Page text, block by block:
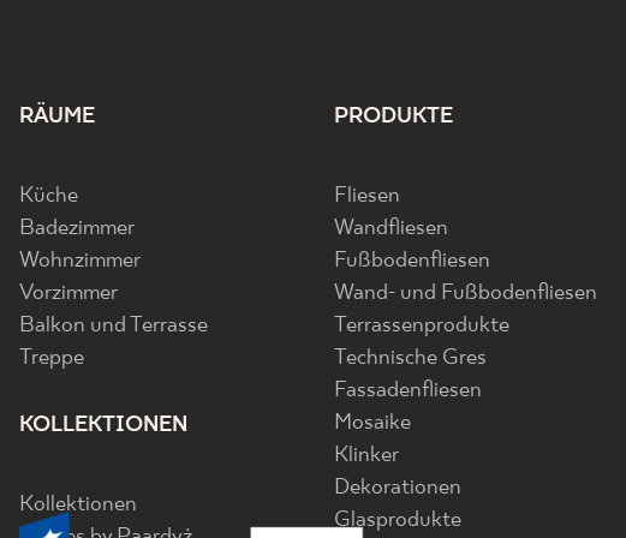
RÄUME
Küche
Badezimmer
Wohnzimmer
Vorzimmer
Balkon und Terrasse
Treppe
KOLLEKTIONEN
Kollektionen
PRODUKTE
Fliesen
Wandfliesen
Fußbodenfliesen
Wand- und Fußbodenfliesen
Terrassenprodukte
Technische Gres
Fassadenfliesen
Mosaike
Klinker
Dekorationen
Glasprodukte